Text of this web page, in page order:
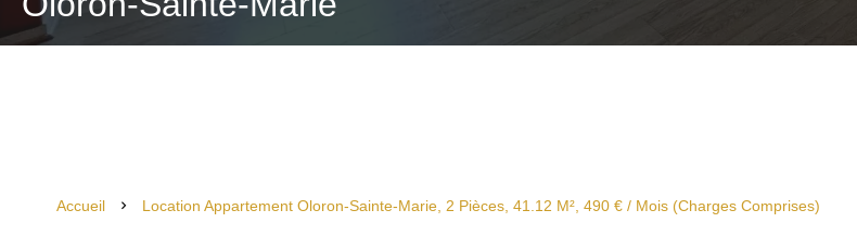
Accueil Location Appartement Oloron-Sainte-Marie, 2 Pièces, 41.12 M², 490 € / Mois (Charges Comprises)